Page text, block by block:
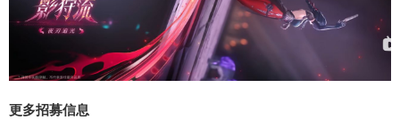
更多招募信息